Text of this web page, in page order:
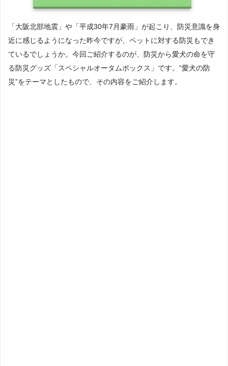
「大阪北部地震」や「平成30年7月豪雨」が起こり、防災意識を身
近に感じるようになった昨今ですが、ペットに対する防災もでき
ているでしょうか。今回ご紹介するのが、防災から愛犬の命を守
る防災グッズ「スペシャルオータムボックス」です。“愛犬の防
災”をテーマとしたもので、その内容をご紹介します。